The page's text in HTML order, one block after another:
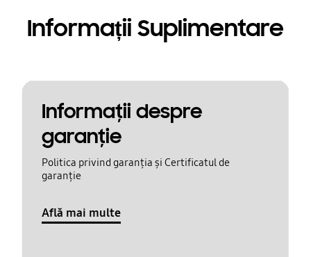
Informații Suplimentare
Informaţii despre
garanţie
Politica privind garanția și Certificatul de
garanție
Află mai multe